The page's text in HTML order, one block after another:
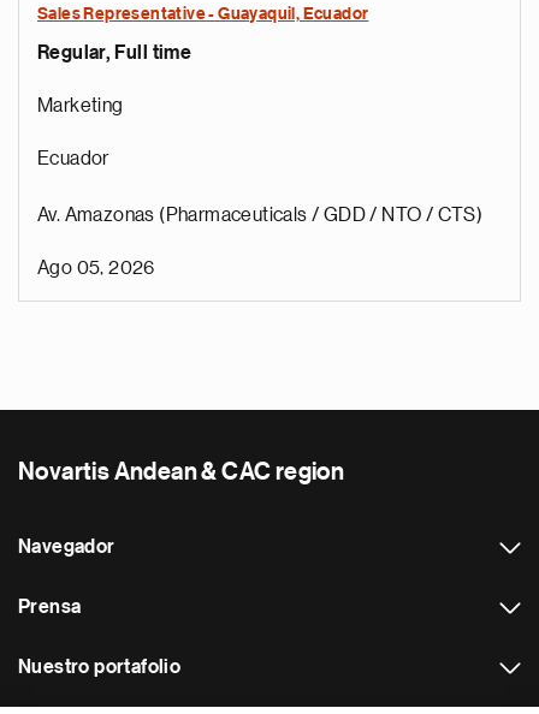
Sales Representative - Guayaquil, Ecuador
Regular, Full time
Marketing
Ecuador
Av. Amazonas (Pharmaceuticals / GDD / NTO / CTS)
Ago 05, 2026
Novartis Andean & CAC region
Navegador
Prensa
Nuestro portafolio